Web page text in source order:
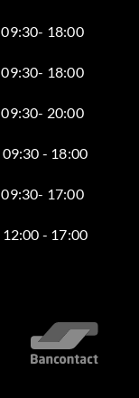
09:30- 18:00
09:30- 18:00
09:30- 20:00
09:30 - 18:00
09:30- 17:00
12:00 - 17:00